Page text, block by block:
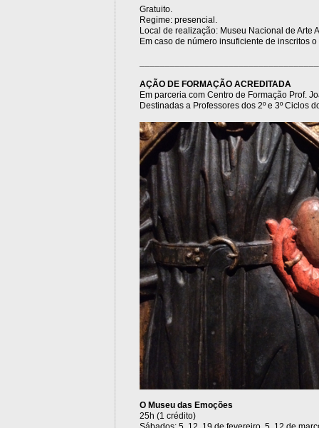
Gratuito.
Regime: presencial.
Local de realização: Museu Nacional de Arte
Em caso de número insuficiente de inscritos
AÇÃO DE FORMAÇÃO ACREDITADA
Em parceria com Centro de Formação Prof.
Destinadas a Professores dos 2º e 3º Ciclos
O Museu das Emoções
25h (1 crédito)